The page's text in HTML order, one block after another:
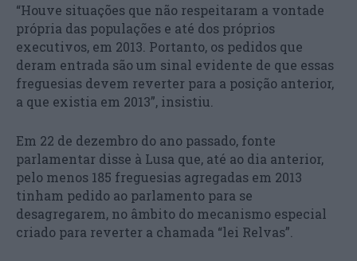
“Houve situações que não respeitaram a vontade
própria das populações e até dos próprios
executivos, em 2013. Portanto, os pedidos que
deram entrada são um sinal evidente de que essas
freguesias devem reverter para a posição anterior,
a que existia em 2013”, insistiu.
Em 22 de dezembro do ano passado, fonte
parlamentar disse à Lusa que, até ao dia anterior,
pelo menos 185 freguesias agregadas em 2013
tinham pedido ao parlamento para se
desagregarem, no âmbito do mecanismo especial
criado para reverter a chamada “lei Relvas”.